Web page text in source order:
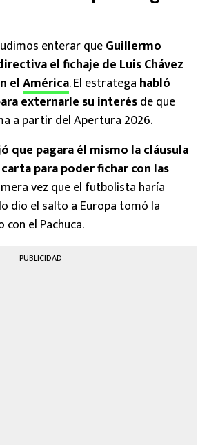
enterar queGuillermo
el fichaje de Luis Chávez
elAmérica. El estratega habló
externarle su interésde que
a partir del Apertura 2026.
que pagara él mismo la cláusula
para poder fichar con las
vez que el futbolista haría
dio el salto a Europa tomó la
el Pachuca.
PUBLICIDAD